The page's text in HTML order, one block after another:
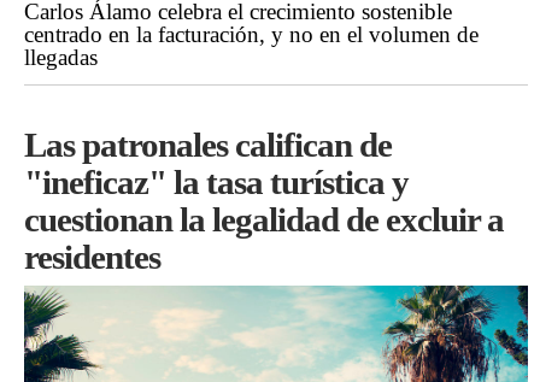
Carlos Álamo celebra el crecimiento sostenible
centrado en la facturación, y no en el volumen de
llegadas
Las patronales califican de
"ineficaz" la tasa turística y
cuestionan la legalidad de excluir a
residentes